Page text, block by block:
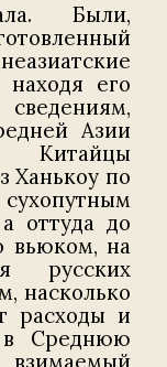
Были,
находя его
Азии
Китайцы
Ханькоу по
оттуда до
вьюком, на
русских
насколько
расходы и
в Среднюю